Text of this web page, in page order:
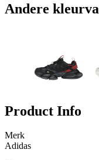
Andere
Product Info
Merk
Adidas